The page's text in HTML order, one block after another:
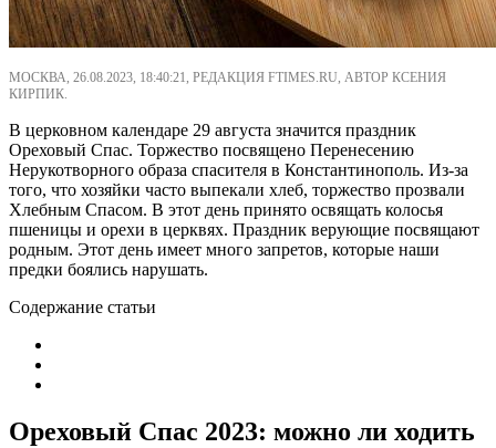
МОСКВА, 26.08.2023, 18:40:21, РЕДАКЦИЯ FTIMES.RU, АВТОР КСЕНИЯ
КИРПИК.
В церковном календаре 29 августа значится праздник
Ореховый Спас. Торжество посвящено Перенесению
Нерукотворного образа спасителя в Константинополь. Из-за
того, что хозяйки часто выпекали хлеб, торжество прозвали
Хлебным Спасом. В этот день принято освящать колосья
пшеницы и орехи в церквях. Праздник верующие посвящают
родным. Этот день имеет много запретов, которые наши
предки боялись нарушать.
Содержание статьи
Ореховый Спас 2023: можно ли ходить